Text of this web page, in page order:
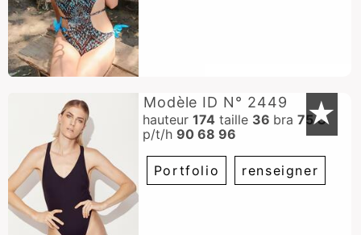
★
Modèle ID N° 2449
hauteur 174 taille 36 bra 75 C
p/t/h 90 68 96
Portfolio renseigner